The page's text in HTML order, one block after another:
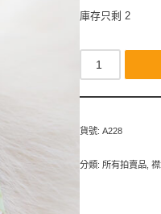
庫存只剩 2
貨號:A228
分類:所有拍賣品 ,